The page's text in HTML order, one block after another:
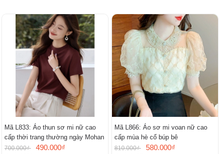
Mã L833: Áo thun sơ mi nữ cao
cấp thời trang thường ngày Mohan
700.000₫ 490.000₫
Mã L866: Áo sơ mi voan nữ cao
cấp mùa hè cổ búp bê
810.000₫ 580.000₫